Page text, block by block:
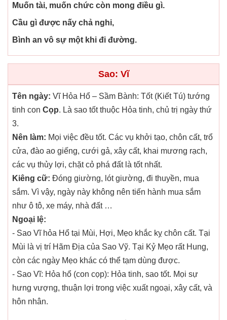
Muốn tài, muốn chức còn mong điều gì.
Cầu gì được nấy chả nghi,
Bình an vô sự một khi đi đường.
Sao: Vĩ
Tên ngày: Vĩ Hỏa Hổ – Sầm Bành: Tốt (Kiết Tú) tướng
tinh con Cọp. Là sao tốt thuộc Hỏa tinh, chủ trị ngày thứ
3.
Nên làm: Mọi việc đều tốt. Các vụ khởi tạo, chôn cất, trổ
cửa, đào ao giếng, cưới gả, xây cất, khai mương rạch,
các vụ thủy lợi, chặt cỏ phá đất là tốt nhất.
Kiêng cữ: Đóng giường, lót giường, đi thuyền, mua
sắm. Vì vậy, ngày này không nên tiến hành mua sắm
như ô tô, xe máy, nhà đất …
Ngoại lệ:
- Sao Vĩ hỏa Hổ tại Mùi, Hợi, Mẹo khắc kỵ chôn cất. Tại
Mùi là vị trí Hãm Địa của Sao Vỹ. Tại Kỷ Mẹo rất Hung,
còn các ngày Mẹo khác có thể tạm dùng được.
- Sao Vĩ: Hỏa hổ (con cọp): Hỏa tinh, sao tốt. Mọi sự
hưng vượng, thuận lợi trong việc xuất ngoại, xây cất, và
hôn nhân.